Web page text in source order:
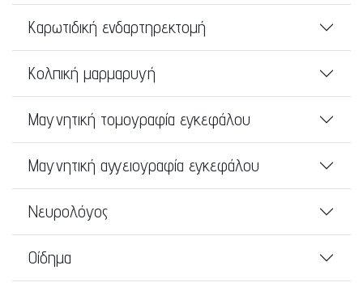
Καρωτιδική ενδαρτηρεκτομή
Κολπική μαρμαρυγή
Μαγνητική τομογραφία εγκεφάλου
Μαγνητική αγγειογραφία εγκεφάλου
Νευρολόγος
Οίδημα